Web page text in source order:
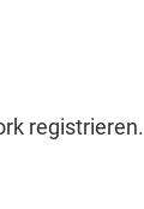
registrieren.